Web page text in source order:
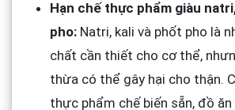
Hạn chế thực phẩm giàu
pho:Natri, kali và phốt pho là
chất cần thiết cho cơ thể,
thừa có thể gây hại cho thận.
thực phẩm chế biến sẵn, đồ